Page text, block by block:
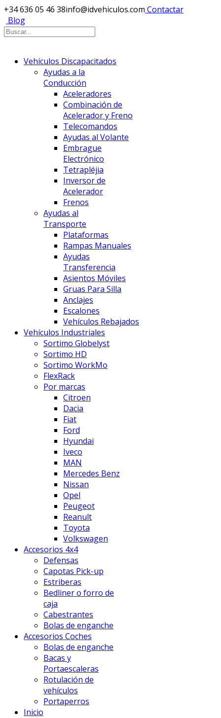
+34 636 05 46 38info@idvehiculos.com Contactar
Blog
Vehículos Discapacitados
Ayudas a la
Conducción
Aceleradores
Combinación de
Acelerador y Freno
Telecomandos
Ayudas al Volante
Embrague
Electrónico
Tetrapléjia
Inversor de
Acelerador
Frenos
Ayudas al
Transporte
Plataformas
Rampas Manuales
Ayudas
Transferencia
Asientos Móviles
Gruas Para Silla
Anclajes
Escalones
Vehículos Rebajados
Vehículos Industriales
Sortimo Globelyst
Sortimo HD
Sortimo WorkMo
FlexRack
Por marcas
Citroen
Dacia
Fiat
Ford
Hyundai
Iveco
MAN
Mercedes Benz
Nissan
Opel
Peugeot
Reanult
Toyota
Volkswagen
Accesorios 4x4
Defensas
Capotas Pick-up
Estriberas
Bedliner o forro de
caja
Cabestrantes
Bolas de enganche
Accesorios Coches
Bolas de enganche
Bacas y
Portaescaleras
Rotulación de
vehículos
Portaperros
Inicio